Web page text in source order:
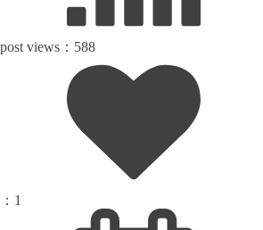
post views： 588
： 1